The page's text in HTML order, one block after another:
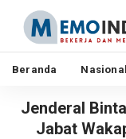
Beranda Nasional
Jenderal
Jabat